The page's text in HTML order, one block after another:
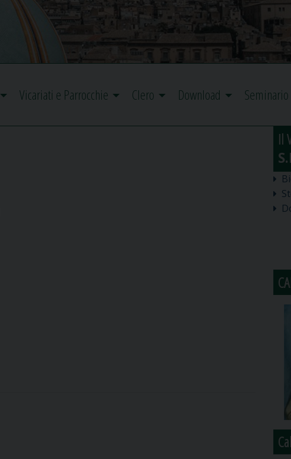
Vicariati e Parrocchie Clero Download Seminario
Il